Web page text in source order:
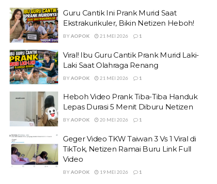
Guru Cantik Ini Prank Murid Saat
Ekstrakurikuler, Bikin Netizen Heboh!
BYAOPOK 21 MEI 2026 1
Viral! Ibu Guru Cantik Prank Murid Laki-
Laki Saat Olahraga Renang
BYAOPOK 21 MEI 2026 1
Heboh Video Prank Tiba-Tiba Handuk
Lepas Durasi 5 Menit Diburu Netizen
BYAOPOK 20 MEI 2026 1
Geger Video TKW Taiwan 3 Vs 1 Viral di
TikTok, Netizen Ramai Buru Link Full
Video
BYAOPOK 19 MEI 2026 1